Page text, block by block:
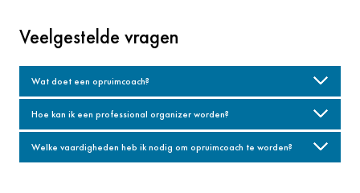
Veelgestelde vragen
Wat doet een opruimcoach?
Hoe kan ik een professional organizer worden?
Welke vaardigheden heb ik nodig om opruimcoach te worden?